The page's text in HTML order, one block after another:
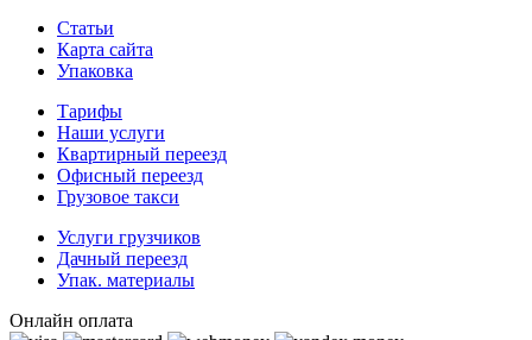
Статьи
Карта сайта
Упаковка
Тарифы
Наши услуги
Квартирный переезд
Офисный переезд
Грузовое такси
Услуги грузчиков
Дачный переезд
Упак. материалы
Онлайн оплата